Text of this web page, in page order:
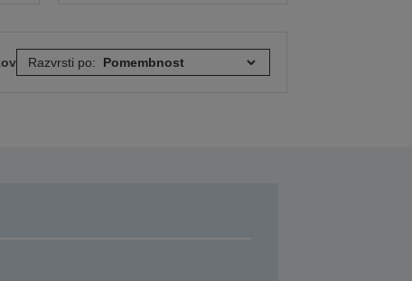
Razvrsti po: